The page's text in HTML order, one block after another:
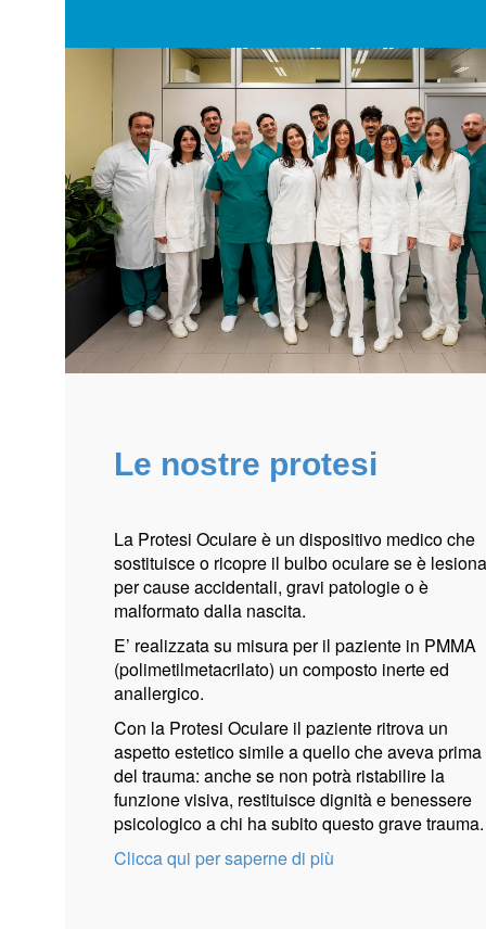
Le nostre protesi
La Protesi Oculare è un dispositivo medico che
sostituisce o ricopre il bulbo oculare se è
per cause accidentali, gravi patologie o è
malformato dalla nascita.
E’ realizzata su misura per il paziente in PMMA
(polimetilmetacrilato) un composto inerte ed
anallergico.
Con la Protesi Oculare il paziente ritrova un
aspetto estetico simile a quello che aveva prima
del trauma: anche se non potrà ristabilire la
funzione visiva, restituisce dignità e benessere
psicologico a chi ha subito questo grave
Clicca qui per saperne di più